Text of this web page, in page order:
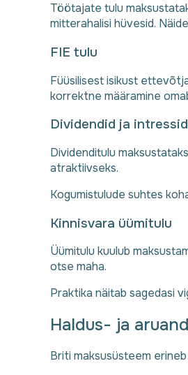
Töötajate tulu
mitterahalisi hüvesid.
FIE tulu
Füüsilisest isikust
korrektne määramine
Dividendid ja intressid
Dividenditulu
atraktiivseks.
Kogumistulude suhtes
Kinnisvara üümitulu
Üümitulu kuulub
otse maha.
Praktika näitab sagedasi
Haldus- ja
Briti maksusüsteem